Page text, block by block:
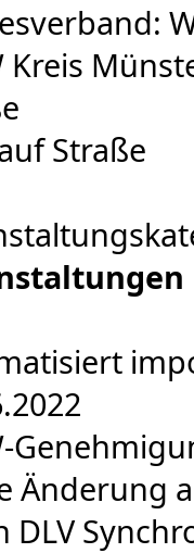
Kreis
Straße
Änderung
DLV